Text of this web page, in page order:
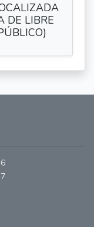
DE LIBRE